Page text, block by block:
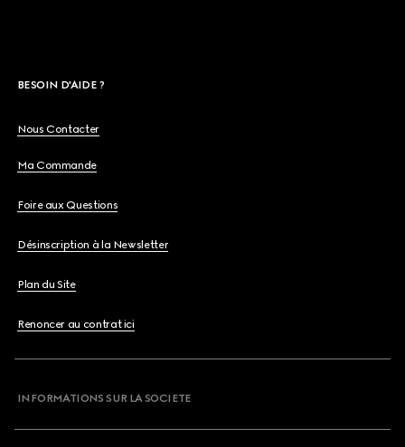
BESOIN D'AIDE ?
Nous Contacter
Ma Commande
Foire aux Questions
Désinscription à la Newsletter
Plan du Site
Renoncer au contrat ici
INFORMATIONS SUR LA SOCIETE